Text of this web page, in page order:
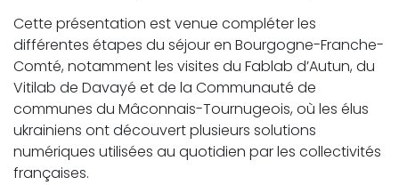
Cette présentation est venue compléter les
différentes étapes du séjour en Bourgogne-Franche-
Comté, notamment les visites du Fablab d’Autun, du
Vitilab de Davayé et de la Communauté de
communes du Mâconnais-Tournugeois, où les élus
ukrainiens ont découvert plusieurs solutions
numériques utilisées au quotidien par les collectivités
françaises.